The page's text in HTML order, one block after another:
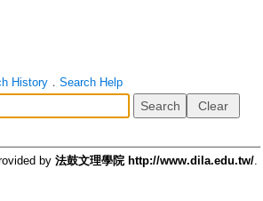
History． Search Help
by 法鼓文理學院 http://www.dila.edu.tw/.